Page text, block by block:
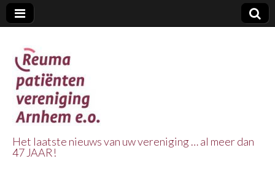
Het laatste nieuws van uw vereniging … al meer dan
47 JAAR!